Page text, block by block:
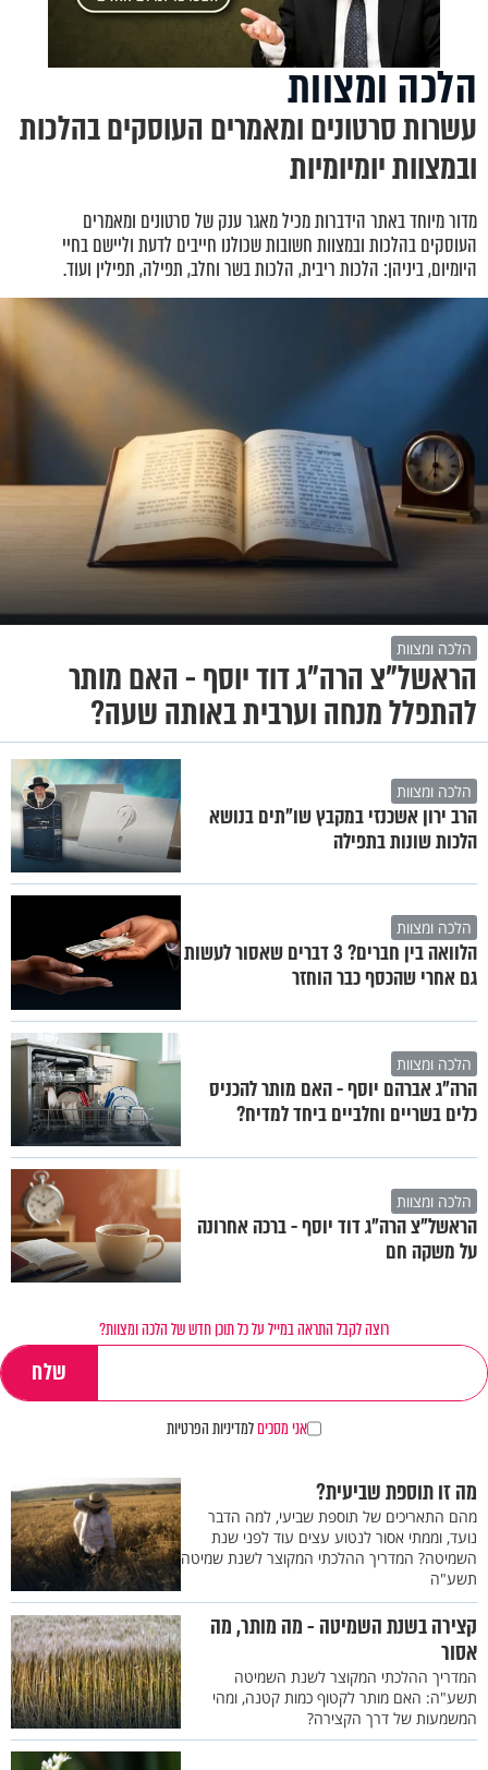
הלכה ומצוות
עשרות סרטונים ומאמרים העוסקים בהלכות
ובמצוות יומיומיות
מדור מיוחד באתר הידברות מכיל מאגר ענק של סרטונים ומאמרים
העוסקים בהלכות ובמצוות חשובות שכולנו חייבים לדעת וליישם בחיי
היומיום, ביניהן: הלכות ריבית, הלכות בשר וחלב, תפילה, תפילין ועוד.
הלכה ומצוות
הראשל"צ הרה"ג דוד יוסף - האם מותר
להתפלל מנחה וערבית באותה שעה?
הלכה ומצוות
הרב ירון אשכנזי במקבץ שו"תים בנושא
הלכות שונות בתפילה
הלכה ומצוות
הלוואה בין חברים? 3 דברים שאסור לעשות
גם אחרי שהכסף כבר הוחזר
הלכה ומצוות
הרה"ג אברהם יוסף - האם מותר להכניס
כלים בשריים וחלביים ביחד למדיח?
הלכה ומצוות
הראשל"צ הרה"ג דוד יוסף - ברכה אחרונה
על משקה חם
רוצה לקבל התראה במייל על כל תוכן חדש של הלכה ומצוות?
אני מסכיםלמדיניות הפרטיות
מה זו תוספת שביעית?
מהם התאריכים של תוספת שביעי, למה הדבר
נועד, וממתי אסור לנטוע עצים עוד לפני שנת
השמיטה? המדריך ההלכתי המקוצר לשנת שמיטה
תשע"ה
קצירה בשנת השמיטה - מה מותר, מה
אסור
המדריך ההלכתי המקוצר לשנת השמיטה
תשע"ה: האם מותר לקטוף כמות קטנה, ומהי
המשמעות של דרך הקצירה?